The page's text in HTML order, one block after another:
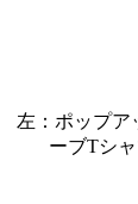
左：ポップア
ーブTシャ